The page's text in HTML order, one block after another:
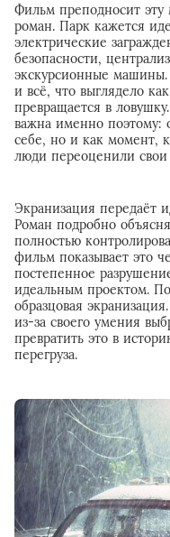
Фильм преподносит
роман. Парк кажется
электрические
безопасности,
экскурсионные машины.
и всё, что выглядело
превращается в
важна именно поэтому:
себе, но и как момент,
люди переоценили свои
Экранизация передаёт
Роман подробно
полностью
фильм показывает это
постепенное
идеальным проектом.
образцовая
из-за своего умения
превратить это в
перегруза.